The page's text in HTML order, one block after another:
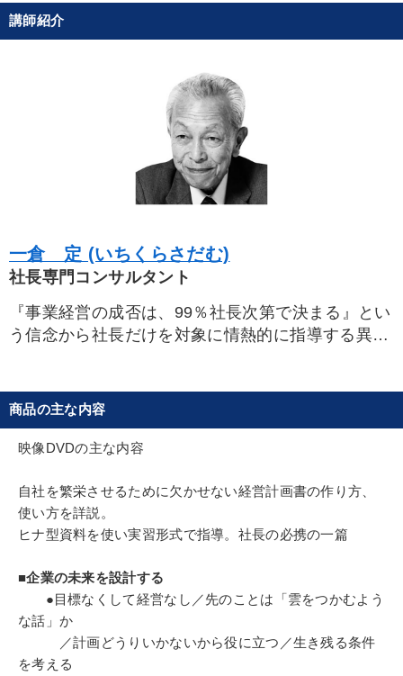
講師紹介
一倉 定 (いちくらさだむ)
社長専門コンサルタント
『事業経営の成否は、99％社長次第で決まる』とい
う信念から社長だけを対象に情熱的に指導する異色
現場主義”を標榜する｡社長を小学生のように叱りつ
ける反面、社長の悩みを共にし、親身になって業績
向上策を練り、幾多の高収益会社を育てる。その厳
の教祖”と呼ぶ。
これまで指導してきた会社は、大中小5，000余社
を超え、あらゆる業種･ 業態に精通。文字通り、我
第一人者である。1999年3月逝去。
商品の主な内容
映像DVDの主な内容
自社を繁栄させるために欠かせない経営計画書の作り方、
使い方を詳説。
ヒナ型資料を使い実習形式で指導。社長の必携の一篇
■企業の未来を設計する
●目標なくして経営なし／先のことは「雲をつかむよう
な話」か
／計画どうりいかないから役に立つ／生き残る条件
を考える